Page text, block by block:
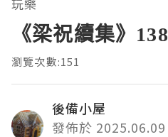
玩樂
《梁祝續集》138
瀏覽次數:151
後備小屋
發佈於 2025.06.09